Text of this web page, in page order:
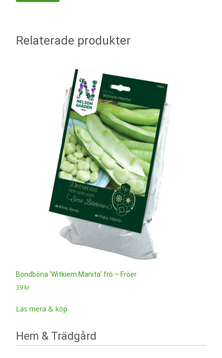
Relaterade produkter
Bondböna ‘Witkiem Manita’ frö – Fröer
39 kr
Läs mera & köp
Hem & Trädgård